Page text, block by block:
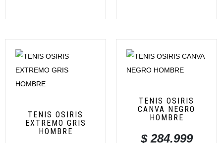
TENIS OSIRIS
EXTREMO GRIS
HOMBRE
TENIS OSIRIS
CANVA NEGRO
HOMBRE
$284.999